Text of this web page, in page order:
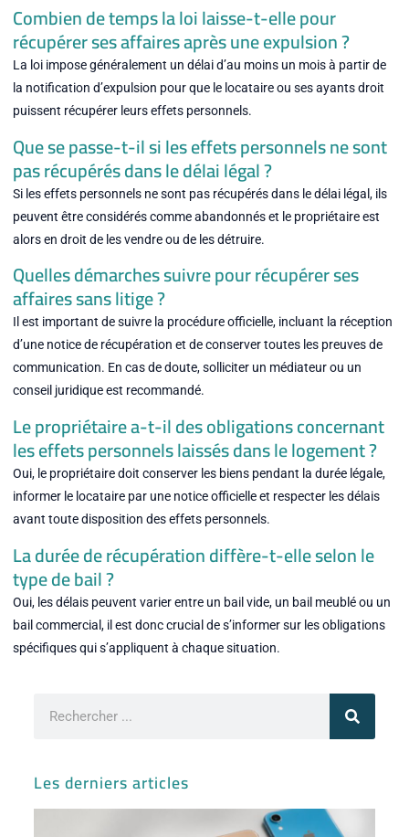
Combien de temps la loi laisse-t-elle pour
récupérer ses affaires après une expulsion ?
La loi impose généralement un délai d’au moins un mois à partir de
la notification d’expulsion pour que le locataire ou ses ayants droit
puissent récupérer leurs effets personnels.
Que se passe-t-il si les effets personnels ne sont
pas récupérés dans le délai légal ?
Si les effets personnels ne sont pas récupérés dans le délai légal, ils
peuvent être considérés comme abandonnés et le propriétaire est
alors en droit de les vendre ou de les détruire.
Quelles démarches suivre pour récupérer ses
affaires sans litige ?
Il est important de suivre la procédure officielle, incluant la réception
d’une notice de récupération et de conserver toutes les preuves de
communication. En cas de doute, solliciter un médiateur ou un
conseil juridique est recommandé.
Le propriétaire a-t-il des obligations concernant
les effets personnels laissés dans le logement ?
Oui, le propriétaire doit conserver les biens pendant la durée légale,
informer le locataire par une notice officielle et respecter les délais
avant toute disposition des effets personnels.
La durée de récupération diffère-t-elle selon le
type de bail ?
Oui, les délais peuvent varier entre un bail vide, un bail meublé ou un
bail commercial, il est donc crucial de s’informer sur les obligations
spécifiques qui s’appliquent à chaque situation.
Les derniers articles